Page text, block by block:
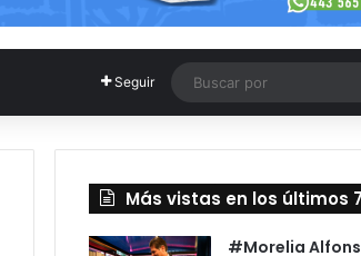
Seguir
Más vistas en los últimos
#Morelia